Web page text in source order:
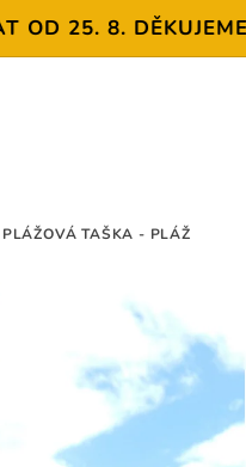
25. 8. DĚKUJEME
PLÁŽOVÁ TAŠKA - PLÁŽ